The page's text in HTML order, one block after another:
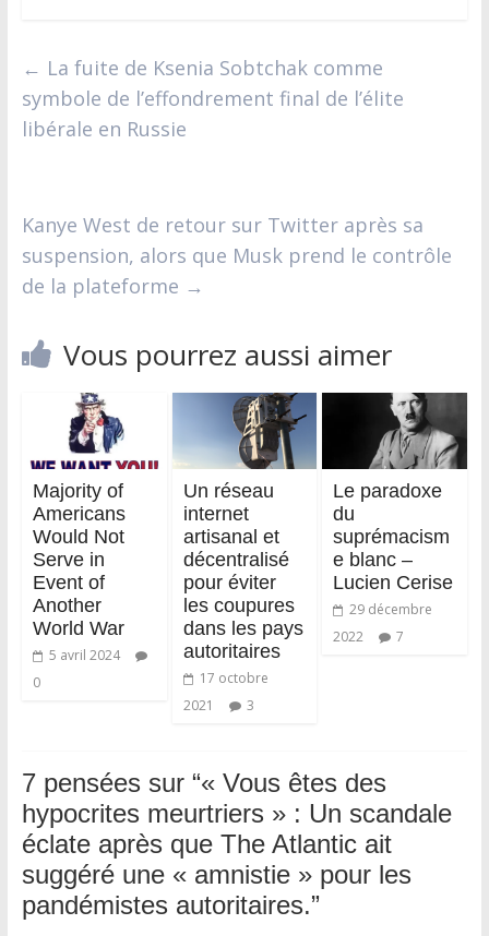
← La fuite de Ksenia Sobtchak comme
symbole de l’effondrement final de l’élite
libérale en Russie
Kanye West de retour sur Twitter après sa
suspension, alors que Musk prend le contrôle
de la plateforme →
Vous pourrez aussi aimer
Majority of
Americans
Would Not
Serve in
Event of
Another
World War
5 avril 2024
0
Un réseau
internet
artisanal et
décentralisé
pour éviter
les coupures
dans les pays
autoritaires
17 octobre
2021
3
Le paradoxe
du
suprémacism
e blanc –
Lucien Cerise
29 décembre
2022
7
7 pensées sur “« Vous êtes des
hypocrites meurtriers » : Un scandale
éclate après que The Atlantic ait
suggéré une « amnistie » pour les
pandémistes autoritaires.”